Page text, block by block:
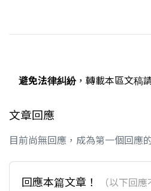
避免法律糾紛，轉載本區文稿
文章回應
目前尚無回應，成為第一個回應
回應本篇文章！
（以下回